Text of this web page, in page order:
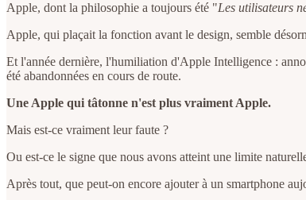
Apple, dont la philosophie a toujours été "Les utilisateurs
Apple, qui plaçait la fonction avant le design, semble
Et l'année dernière, l'humiliation d'Apple Intelligence :
été abandonnées en cours de route.
Une Apple qui tâtonne n'est plus vraiment Apple.
Mais est-ce vraiment leur faute ?
Ou est-ce le signe que nous avons atteint une limite
Après tout, que peut-on encore ajouter à un smartphone